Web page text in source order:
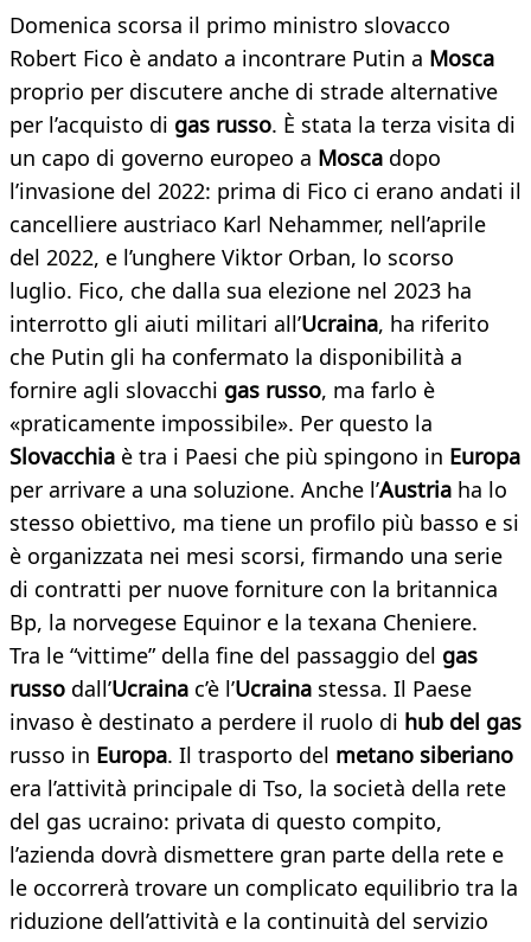
Domenica scorsa il primo ministro slovacco
Robert Fico è andato a incontrare Putin a Mosca
proprio per discutere anche di strade alternative
per l’acquisto di gas russo. È stata la terza visita di
un capo di governo europeo a Mosca dopo
l’invasione del 2022: prima di Fico ci erano andati il
cancelliere austriaco Karl Nehammer, nell’aprile
del 2022, e l’unghere Viktor Orban, lo scorso
luglio. Fico, che dalla sua elezione nel 2023 ha
interrotto gli aiuti militari all’Ucraina, ha riferito
che Putin gli ha confermato la disponibilità a
fornire agli slovacchi gas russo, ma farlo è
«praticamente impossibile». Per questo la
Slovacchia è tra i Paesi che più spingono in Europa
per arrivare a una soluzione. Anche l’Austria ha lo
stesso obiettivo, ma tiene un profilo più basso e si
è organizzata nei mesi scorsi, firmando una serie
di contratti per nuove forniture con la britannica
Bp, la norvegese Equinor e la texana Cheniere.
Tra le “vittime” della fine del passaggio del gas
russo dall’Ucraina c’è l’Ucraina stessa. Il Paese
invaso è destinato a perdere il ruolo di hub del gas
russo in Europa. Il trasporto del metano siberiano
era l’attività principale di Tso, la società della rete
del gas ucraino: privata di questo compito,
l’azienda dovrà dismettere gran parte della rete e
le occorrerà trovare un complicato equilibrio tra la
riduzione dell’attività e la continuità del servizio